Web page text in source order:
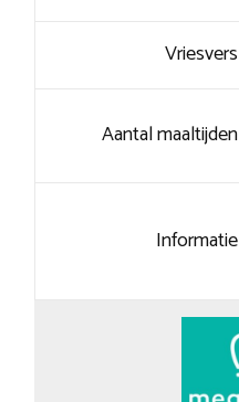
Vriesvers
Aantal maaltijden
Informatie